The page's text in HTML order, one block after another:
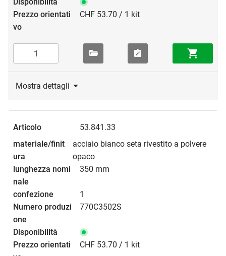
CHF 53.70 / 1 kit
Mostra dettagli
53.841.33
acciaio bianco seta rivestito a polvere
opaco
350 mm
1
770C3502S
CHF 53.70 / 1 kit